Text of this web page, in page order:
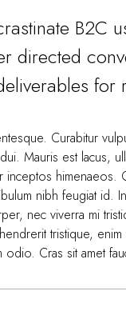
B2C
directed
for
Curabitur
Mauris est lacus,
nibh feugiat
nec viverra mi
tristique,
Cras sit amet